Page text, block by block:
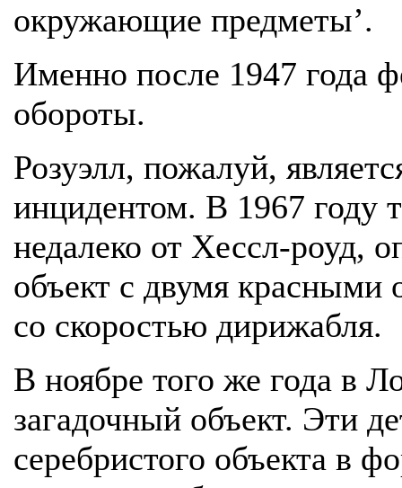
окружающие предметы’.
Именно после 1947 года
обороты.
Розуэлл, пожалуй,
инцидентом. В 1967 году
недалеко от Хессл-роуд,
объект с двумя
со скоростью дирижабля.
В ноябре того же года в
загадочный объект. Эти
серебристого объекта в